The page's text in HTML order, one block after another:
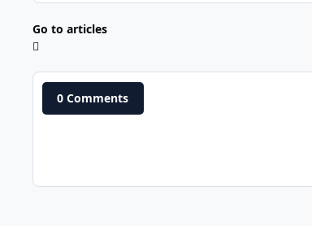
Go to articles
0 Comments